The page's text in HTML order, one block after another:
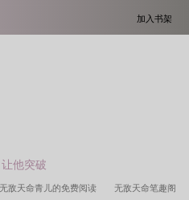
加入书架
他突破
无敌天命青儿的免费阅读 无敌天命笔趣阁